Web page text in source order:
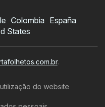
Colombia España
States
.
do website